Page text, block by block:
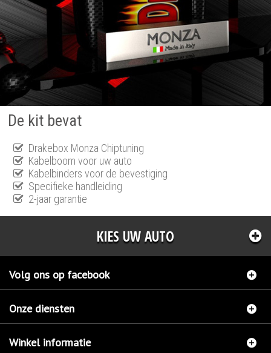
De kit bevat
Drakebox Monza Chiptuning
Kabelboom voor uw auto
Kabelbinders voor de bevestiging
Specifieke handleiding
2-jaar garantie
KIES UW AUTO
Volg ons op facebook
Onze diensten
Winkel informatie